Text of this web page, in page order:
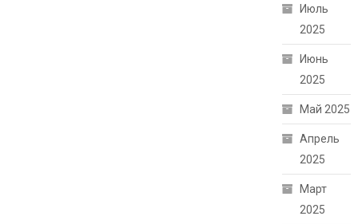
Июль
2025
Июнь
2025
Май 2025
Апрель
2025
Март
2025